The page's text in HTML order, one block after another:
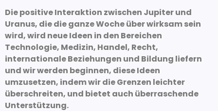
Die positive Interaktion zwischen Jupiter und
Uranus, die die ganze Woche über wirksam sein
wird, wird neue Ideen in den Bereichen
Technologie, Medizin, Handel, Recht,
internationale Beziehungen und Bildung liefern
und wir werden beginnen, diese Ideen
umzusetzen, indem wir die Grenzen leichter
überschreiten, und bietet auch überraschende
Unterstützung.